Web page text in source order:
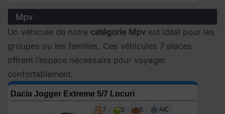
Mpv
Un véhicule de notre catégorie Mpv est idéal pour les
groupes ou les familles. Ces véhicules 7 places
offrent l’espace nécessaire pour voyager
confortablement.
Dacia Jogger Extreme 5/7 Locuri
7 5 5
A/C